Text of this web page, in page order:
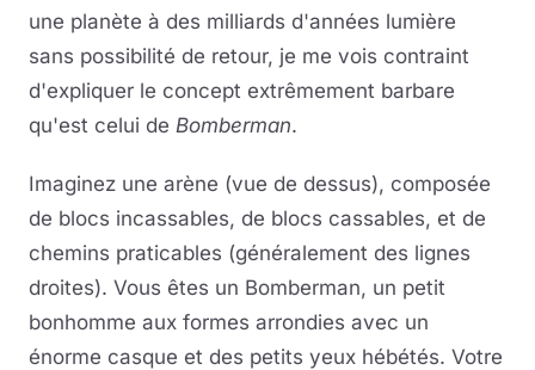
une planète à des milliards d'années lumière
sans possibilité de retour, je me vois contraint
d'expliquer le concept extrêmement barbare
qu'est celui de Bomberman.
Imaginez une arène (vue de dessus), composée
de blocs incassables, de blocs cassables, et de
chemins praticables (généralement des lignes
droites). Vous êtes un Bomberman, un petit
bonhomme aux formes arrondies avec un
énorme casque et des petits yeux hébétés. Votre